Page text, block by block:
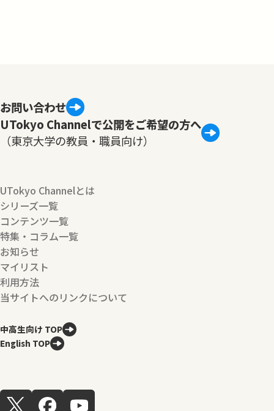
お問い合わせ
UTokyo Channelで公開をご希望の方へ
（東京大学の教員・職員向け）
UTokyo Channelとは
シリーズ一覧
コンテンツ一覧
特集・コラム一覧
お知らせ
マイリスト
利用方法
当サイトへのリンクについて
中高生向け TOP
English TOP